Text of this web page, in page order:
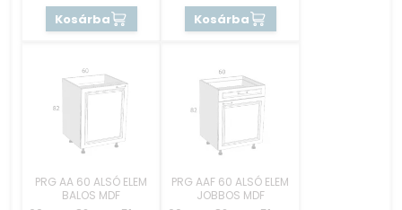
Kosárba Kosárba
PRG AA 60 ALSÓ ELEM
BALOS MDF
PRG AAF 60 ALSÓ ELEM
JOBBOS MDF